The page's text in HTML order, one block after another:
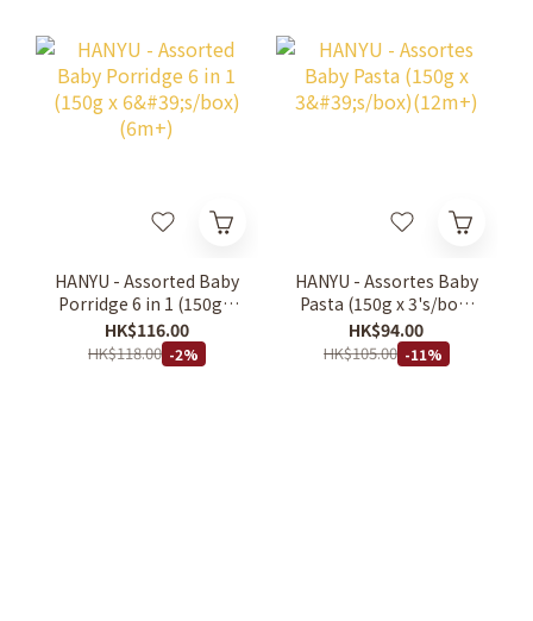
HANYU - Assorted Baby
Porridge 6 in 1 (150g x
6's/box)(6m+)
HK$116.00
HK$118.00 -2%
HANYU - Assortes Baby
Pasta (150g x 3's/box)
(12m+)
HK$94.00
HK$105.00 -11%